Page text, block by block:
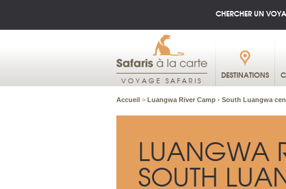
CHERCHER UN
VOYAGE SAFARIS DESTINATIONS
Accueil > Luangwa River Camp - South Luangwa
LUANGWA
SOUTH